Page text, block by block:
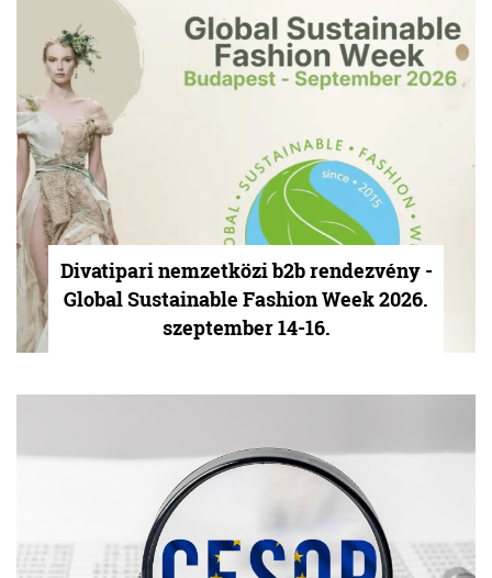
Divatipari nemzetközi b2b rendezvény -
Global Sustainable Fashion Week 2026.
szeptember 14-16.